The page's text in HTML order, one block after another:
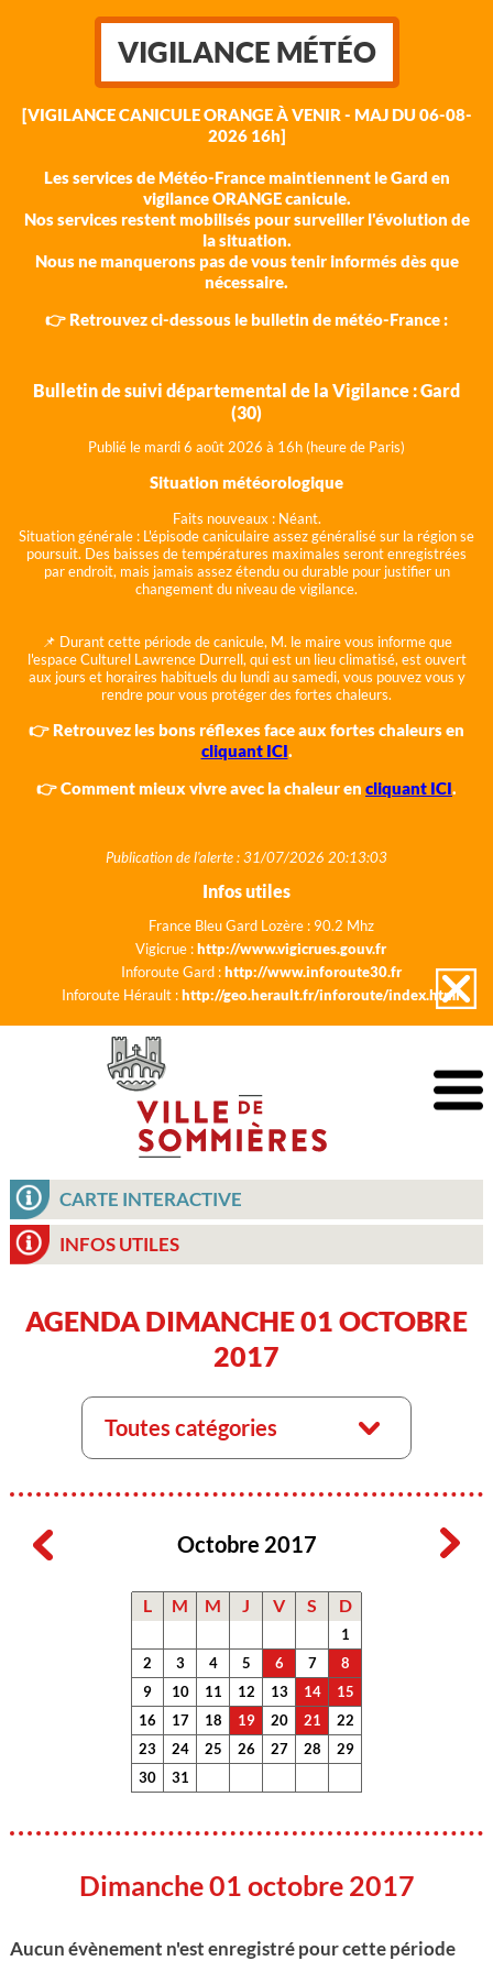
VIGILANCE MÉTÉO
[VIGILANCE CANICULE ORANGE À VENIR - MAJ DU 06-08-
2026 16h]
Les services de Météo-France maintiennent le Gard en
vigilance ORANGE canicule.
Nos services restent mobilisés pour surveiller l'évolution de
la situation.
Nous ne manquerons pas de vous tenir informés dès que
nécessaire.
👉 Retrouvez ci-dessous le bulletin de météo-France :
Bulletin de suivi départemental de la Vigilance : Gard
(30)
Publié le mardi 6 août 2026 à 16h (heure de Paris)
Situation météorologique
Faits nouveaux : Néant.
Situation générale : L'épisode caniculaire assez généralisé sur la région se
poursuit. Des baisses de températures maximales seront enregistrées
par endroit, mais jamais assez étendu ou durable pour justifier un
changement du niveau de vigilance.
📌 Durant cette période de canicule, M. le maire vous informe que
l'espace Culturel Lawrence Durrell, qui est un lieu climatisé, est ouvert
aux jours et horaires habituels du lundi au samedi, vous pouvez vous y
rendre pour vous protéger des fortes chaleurs.
👉 Retrouvez les bons réflexes face aux fortes chaleurs en
cliquant ICI.
👉 Comment mieux vivre avec la chaleur en cliquant ICI.
Publication de l'alerte : 31/07/2026 20:13:03
Infos utiles
France Bleu Gard Lozère : 90.2 Mhz
Vigicrue :http://www.vigicrues.gouv.fr
Inforoute Gard :http://www.inforoute30.fr
Inforoute Hérault :http://geo.herault.fr/inforoute/index.html
CARTE INTERACTIVE
INFOS UTILES
AGENDA DIMANCHE 01 OCTOBRE
2017
Toutes catégories
Octobre 2017
L M M J V S D
1
2
3 4 5 6 7
8
9
10 11 12 13 14
15
16
17 18 19 20 21
22
23
24 25 26 27 28
29
30
31
Dimanche 01 octobre 2017
Aucun évènement n'est enregistré pour cette période